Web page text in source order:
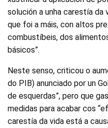
solución a unha carestía da
que foi a máis, con altos
combustíbeis, dos
básicos”.
Neste senso, criticou o
do PIB) anunciado por un
de esquerdas”, pero que
medidas para acabar cos
carestía da vida está a